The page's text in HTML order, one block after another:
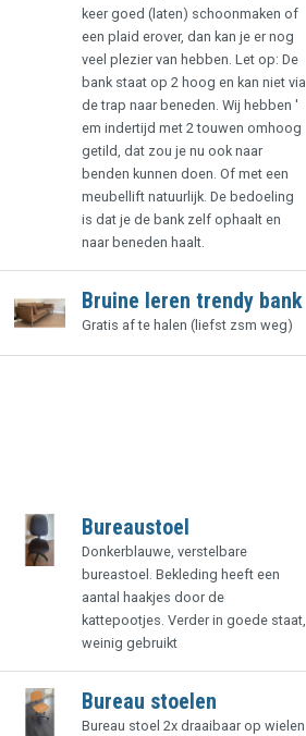
keer goed (laten) schoonmaken of
een plaid erover, dan kan je er nog
veel plezier van hebben. Let op: De
bank staat op 2 hoog en kan niet via
de trap naar beneden. Wij hebben '
em indertijd met 2 touwen omhoog
getild, dat zou je nu ook naar
benden kunnen doen. Of met een
meubellift natuurlijk. De bedoeling
is dat je de bank zelf ophaalt en
naar beneden haalt.
Bruine leren trendy bank
Gratis af te halen (liefst zsm weg)
Bureaustoel
Donkerblauwe, verstelbare
bureastoel. Bekleding heeft een
aantal haakjes door de
kattepootjes. Verder in goede staat,
weinig gebruikt
Bureau stoelen
Bureau stoel 2x draaibaar op wielen